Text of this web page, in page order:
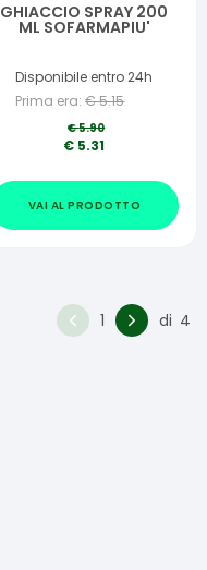
GHIACCIO SPRAY 200
ML SOFARMAPIU'
Disponibile entro 24h
Prima era: €5.15
€5.90
€ 5.31
VAI AL PRODOTTO
1 di 4